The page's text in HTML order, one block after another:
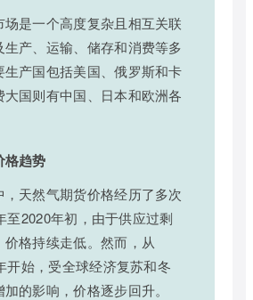
是一个高度复杂且相互关联
生产、运输、储存和消费等多
生产国包括美国、俄罗斯和卡
国则有中国、日本和欧洲各
格趋势
天然气期货价格经历了多次
至2020年初，由于供应过剩
格持续走低。然而，从
开始，受全球经济复苏和冬
的影响，价格逐步回升。